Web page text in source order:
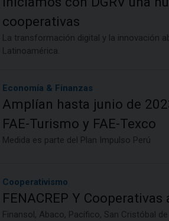
cooperativas
La transformación digital y la innovación
Latinoamérica.
Economía & Finanzas
Amplían hasta junio de
FAE-Turismo y FAE-Texco
Medida es parte del Plan Impulso Perú
Cooperativismo
FENACREP Y
Finansol, Abaco, Pacífico, San Cristóbal